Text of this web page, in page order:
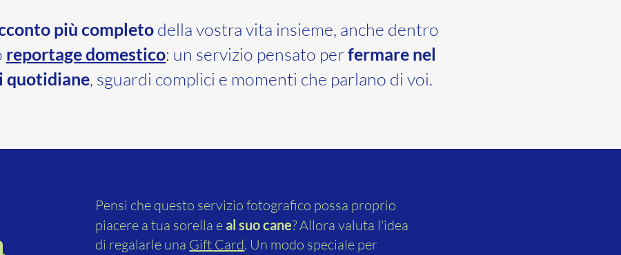
più completodella vostra vita insieme, anche dentro
reportage domestico: un servizio pensato per fermare nel
quotidiane, sguardi complici e momenti che parlano di voi.
Pensi che questo servizio fotografico possa proprio
piacere a tua sorella eal suo cane? Allora valuta l'idea
di regalarle una Gift Card. Un modo speciale per